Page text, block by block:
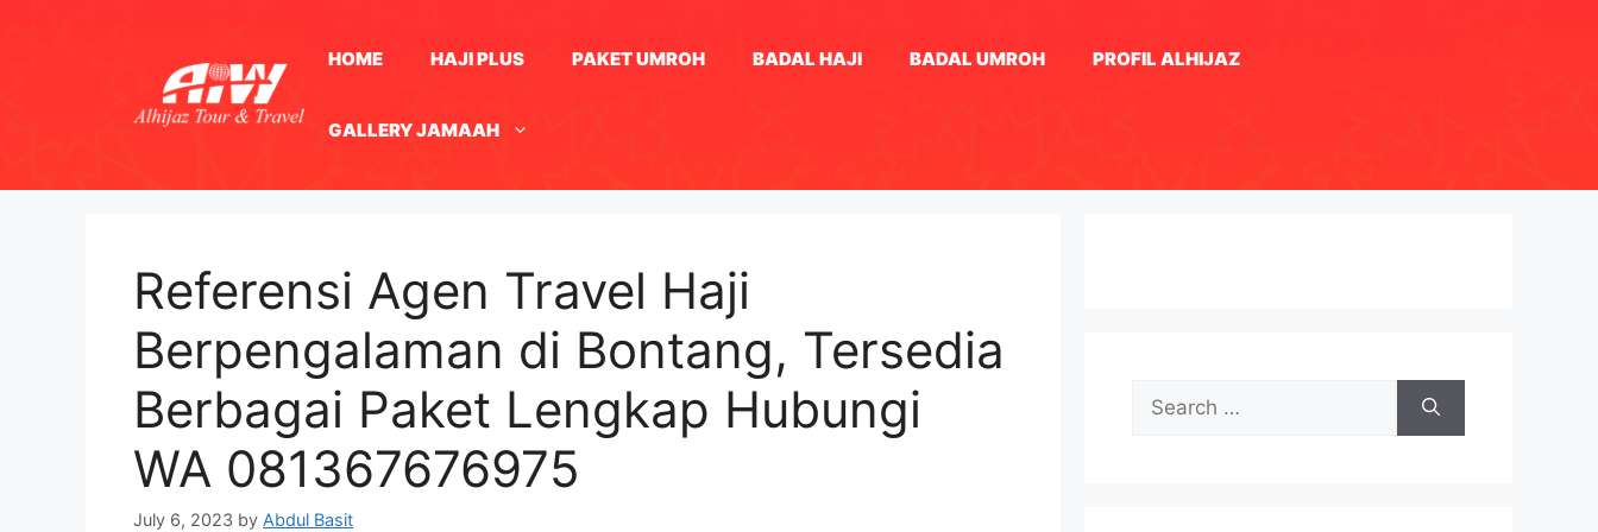
HOME HAJI PLUS PAKET UMROH BADAL HAJI BADAL UMROH PROFIL ALHIJAZ
GALLERY JAMAAH
Referensi Agen Travel Haji
Berpengalaman di Bontang, Tersedia
Berbagai Paket Lengkap Hubungi
WA 081367676975
July 6, 2023 by Abdul Basit
Search
for: